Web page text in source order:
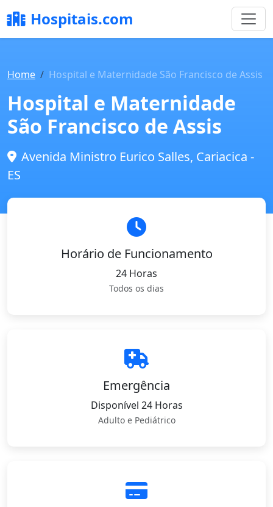
Hospitais.com
Home Hospital e Maternidade São Francisco de Assis
Hospital e Maternidade
São Francisco de Assis
Avenida Ministro Eurico Salles, Cariacica -
ES
Horário de Funcionamento
24 Horas
Todos os dias
Emergência
Disponível 24 Horas
Adulto e Pediátrico